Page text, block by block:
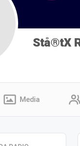
Stå®tX
Media